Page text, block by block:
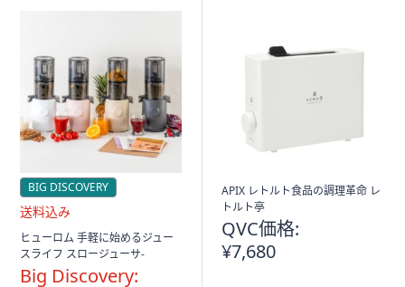
BIG DISCOVERY
送
料
み
ヒューロム 手軽に始めるジュー
スライフ スロージューサ-
Big Discovery:
APIX レトルト食品の調理革命 レ
トルト亭
QVC価格:
¥7,680